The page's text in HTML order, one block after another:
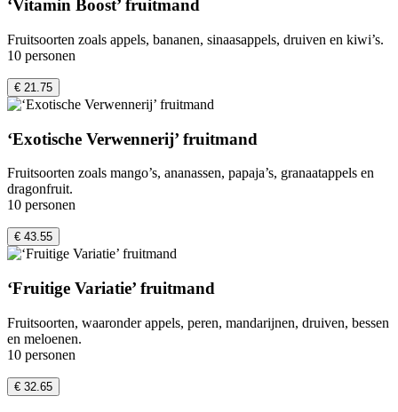
‘Vitamin Boost’ fruitmand
Fruitsoorten zoals appels, bananen, sinaasappels, druiven en kiwi’s.
10 personen
€ 21.75
‘Exotische Verwennerij’ fruitmand
Fruitsoorten zoals mango’s, ananassen, papaja’s, granaatappels en
dragonfruit.
10 personen
€ 43.55
‘Fruitige Variatie’ fruitmand
Fruitsoorten, waaronder appels, peren, mandarijnen, druiven, bessen
en meloenen.
10 personen
€ 32.65